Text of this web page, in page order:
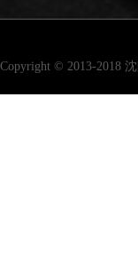
Copyright © 2013-2018